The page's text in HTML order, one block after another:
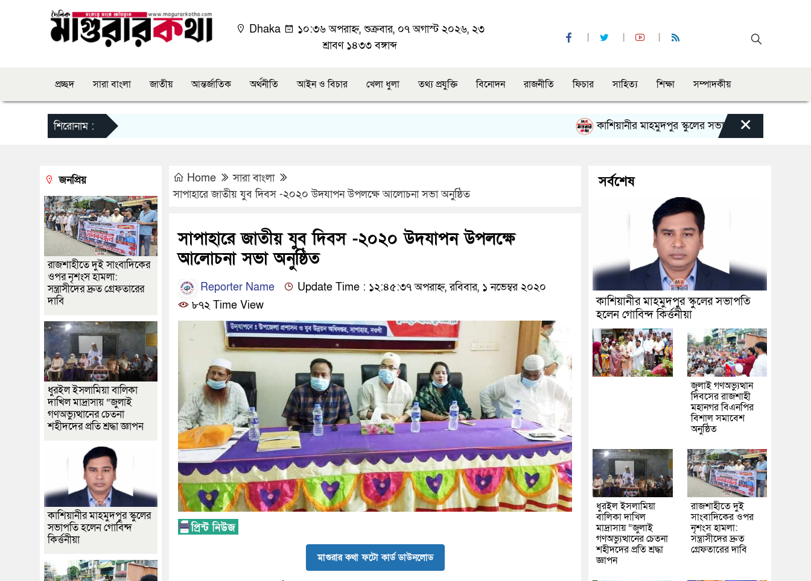
Dhaka
১০:৩৬ অপরাহ্ন, শুক্রবার, ০৭ অগাস্ট ২০২৬, ২৩
শ্রাবণ ১৪৩৩ বঙ্গাব্দ
প্রচ্ছদ সারা বাংলা জাতীয় আন্তর্জাতিক অর্থনীতি আইন ও বিচার খেলা ধুলা তথ্য প্রযুক্তি বিনোদন রাজনীতি ফিচার সাহিত্য শিক্ষা সম্পাদকীয়
শিরোনাম : কাশিয়ানীর মাহমুদপুর স্কুলের সভাপতি হলেন গোবিন্দ কির্ত্তনীয়া
×
Home
সারা বাংলা
সাপাহারে জাতীয় যুব দিবস -২০২০ উদযাপন উপলক্ষে আলোচনা সভা অনুষ্ঠিত
সাপাহারে জাতীয় যুব দিবস -২০২০ উদযাপন উপলক্ষে
আলোচনা সভা অনুষ্ঠিত
Reporter Name
Update Time : ১২:৪৫:৩৭ অপরাহ্ন, রবিবার, ১ নভেম্বর ২০২০
৮৭২ Time View
মাগুরার কথা ফটো কার্ড ডাউনলোড
জনপ্রিয়
রাজশাহীতে দুই সাংবাদিকের
ওপর নৃশংস হামলা:
সন্ত্রাসীদের দ্রুত গ্রেফতারের
দাবি
ধুরইল ইসলামিয়া বালিকা
দাখিল মাদ্রাসায় “জুলাই
গণঅভ্যুত্থানের চেতনা
শহীদদের প্রতি শ্রদ্ধা জ্ঞাপন
কাশিয়ানীর মাহমুদপুর স্কুলের
সভাপতি হলেন গোবিন্দ
কির্ত্তনীয়া
সর্বশেষ
কাশিয়ানীর মাহমুদপুর স্কুলের সভাপতি
হলেন গোবিন্দ কির্ত্তনীয়া
জুলাই গণঅভ্যুত্থান
দিবসের রাজশাহী
মহানগর বিএনপির
বিশাল সমাবেশ
অনুষ্ঠিত
ধুরইল ইসলামিয়া
বালিকা দাখিল
মাদ্রাসায় “জুলাই
গণঅভ্যুত্থানের চেতনা
শহীদদের প্রতি শ্রদ্ধা
জ্ঞাপন
রাজশাহীতে দুই
সাংবাদিকের ওপর
নৃশংস হামলা:
সন্ত্রাসীদের দ্রুত
গ্রেফতারের দাবি